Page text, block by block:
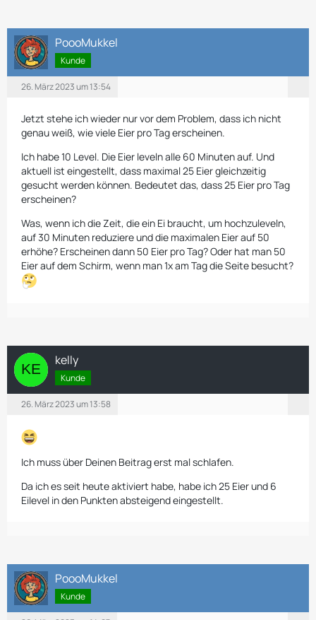
PoooMukkel
Kunde
26. März 2023 um 13:54
Jetzt stehe ich wieder nur vor dem Problem, dass ich nicht
genau weiß, wie viele Eier pro Tag erscheinen.
Ich habe 10 Level. Die Eier leveln alle 60 Minuten auf. Und
aktuell ist eingestellt, dass maximal 25 Eier gleichzeitig
gesucht werden können. Bedeutet das, dass 25 Eier pro Tag
erscheinen?
Was, wenn ich die Zeit, die ein Ei braucht, um hochzuleveln,
auf 30 Minuten reduziere und die maximalen Eier auf 50
erhöhe? Erscheinen dann 50 Eier pro Tag? Oder hat man 50
Eier auf dem Schirm, wenn man 1x am Tag die Seite besucht?
kelly
Kunde
26. März 2023 um 13:58
Ich muss über Deinen Beitrag erst mal schlafen.
Da ich es seit heute aktiviert habe, habe ich 25 Eier und 6
Eilevel in den Punkten absteigend eingestellt.
PoooMukkel
Kunde